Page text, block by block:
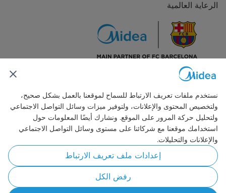
الرعاية العالمية
Simply ideal
حقوق النشر © 2026 مايديا. جميع الحقوق محفوظة.
نستخدم ملفات تعريف الارتباط للسماح لموقعنا بالعمل بشكل صحيح،
ولتخصيص المحتوى والإعلانات، ولتوفير ميزات وسائل التواصل الاجتماعي
ولتحليل حركة المرور على الموقع. ونشارك أيضًا المعلومات حول
استخدامك موقعنا مع شركائنا على مستوى وسائل التواصل الاجتماعي
والإعلانات والتحليلات.
إعدادات ملف تعريف الارتباط
رفض الكل